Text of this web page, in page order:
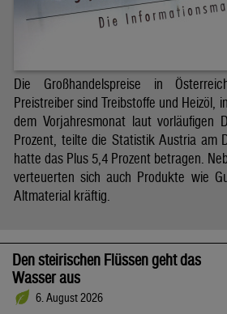
Die Großhandelspreise in
Preistreiber sind Treibstoffe und Heizöl,
dem Vorjahresmonat laut vorläufigen
Prozent, teilte die Statistik Austria am
hatte das Plus 5,4 Prozent betragen.
verteuerten sich auch Produkte wie
Altmaterial kräftig.
Den steirischen Flüssen geht das
Wasser aus
6. August 2026